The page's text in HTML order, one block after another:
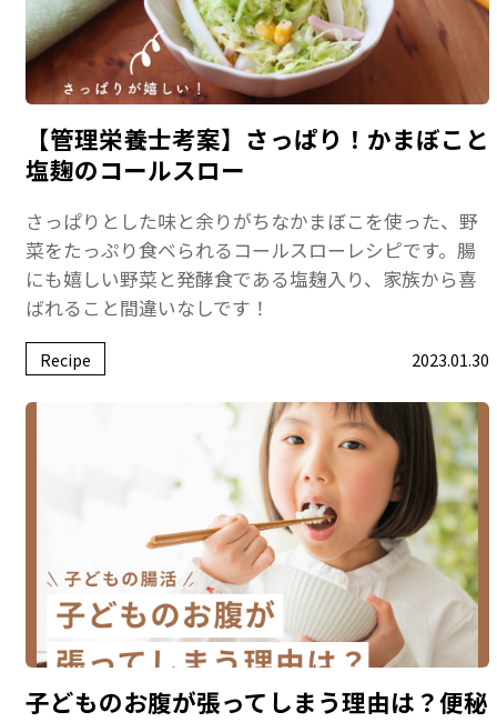
【管理栄養士考案】さっぱり！かまぼこと
塩麹のコールスロー
さっぱりとした味と余りがちなかまぼこを使った、野
菜をたっぷり食べられるコールスローレシピです。腸
にも嬉しい野菜と発酵食である塩麹入り、家族から喜
ばれること間違いなしです！
Recipe 2023.01.30
子どものお腹が張ってしまう理由は？便秘